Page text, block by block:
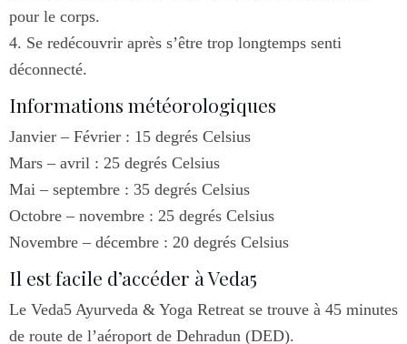
pour le corps.
4. Se redécouvrir après s’être trop longtemps senti
déconnecté.
Informations météorologiques
Janvier – Février : 15 degrés Celsius
Mars – avril : 25 degrés Celsius
Mai – septembre : 35 degrés Celsius
Octobre – novembre : 25 degrés Celsius
Novembre – décembre : 20 degrés Celsius
Il est facile d’accéder à Veda5
Le Veda5 Ayurveda & Yoga Retreat se trouve à 45 minutes
de route de l’aéroport de Dehradun (DED).